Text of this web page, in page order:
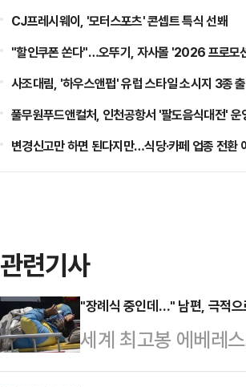
CJ프레시웨이, '모터스포츠' 콘셉트 특식 선봬
"할인쿠폰 쏜다"…오뚜기, 자사몰 '2026 프로모
사조대림, '하우스앤펍' 유럽 스타일 소시지 3종
풀무원푸드앤컬처, 인천공항서 '팔도음식대전' 운
변경신고만 하면 된다지만…식당·카페 업종 전환
관련기사
"장례식 중인데…" 남편, 극적으
세계 최고봉 에베레
(전문 산악 안내인